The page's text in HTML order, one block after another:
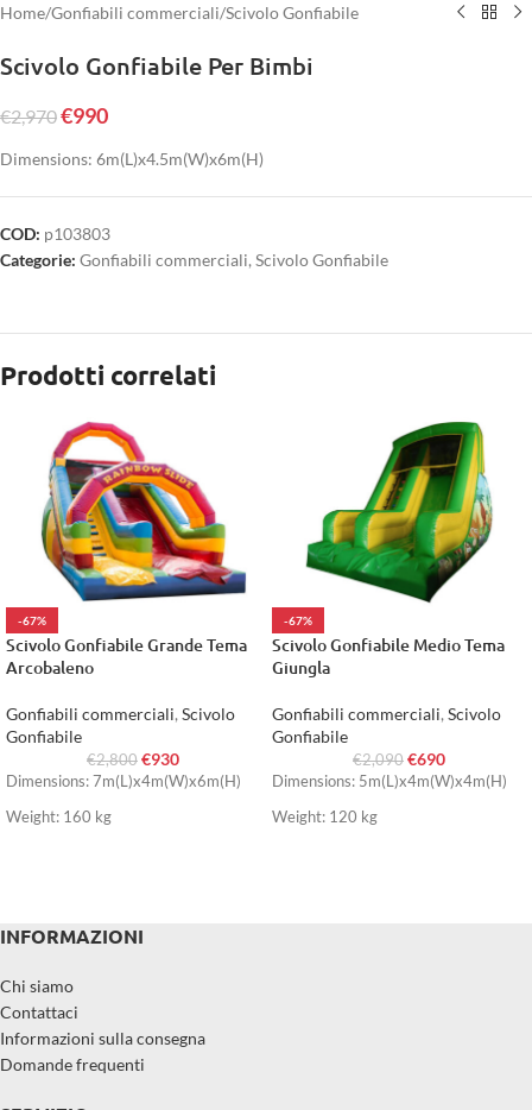
Home/Gonfiabili commerciali/Scivolo Gonfiabile
Scivolo Gonfiabile Per Bimbi
€2,970€990
Dimensions: 6m(L)x4.5m(W)x6m(H)
COD: p103803
Categorie: Gonfiabili commerciali, Scivolo Gonfiabile
Prodotti correlati
-67%
Scivolo Gonfiabile Grande Tema
Arcobaleno
Gonfiabili commerciali, Scivolo
Gonfiabile
€2,800 €930
Dimensions: 7m(L)x4m(W)x6m(H)
Weight: 160 kg
-67%
Scivolo Gonfiabile Medio Tema
Giungla
Gonfiabili commerciali, Scivolo
Gonfiabile
€2,090 €690
Dimensions: 5m(L)x4m(W)x4m(H)
Weight: 120 kg
INFORMAZIONI
Chi siamo
Contattaci
Informazioni sulla consegna
Domande frequenti